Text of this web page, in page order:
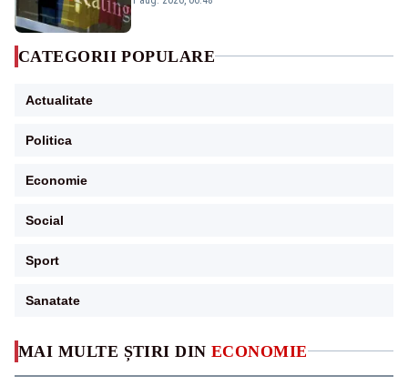
MAI MULTE ȘTIRI DIN ECONOMIE
CATEGORII POPULARE
Actualitate
Politica
Economie
Social
Sport
Sanatate